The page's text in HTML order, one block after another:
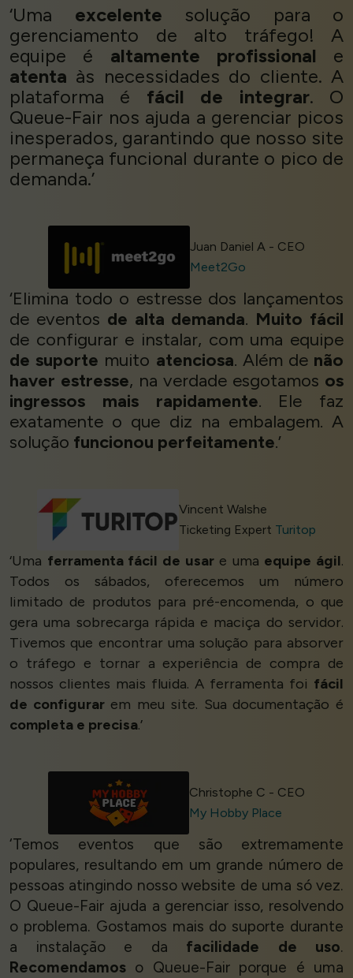
‘Uma excelente solução para o
gerenciamento de alto tráfego! A
equipe é altamente profissional e
atenta às necessidades do cliente. A
plataforma é fácil de integrar. O
Queue-Fair nos ajuda a gerenciar picos
inesperados, garantindo que nosso site
permaneça funcional durante o pico de
demanda.’
Juan Daniel A - CEO
Meet2Go
‘Elimina todo o estresse dos lançamentos
de eventos de alta demanda. Muito fácil
de configurar e instalar, com uma equipe
de suporte muito atenciosa. Além de não
haver estresse, na verdade esgotamos os
ingressos mais rapidamente. Ele faz
exatamente o que diz na embalagem. A
solução funcionou perfeitamente.’
Vincent Walshe
Ticketing Expert Turitop
‘Uma ferramenta fácil de usare uma equipe ágil.
Todos os sábados, oferecemos um número
limitado de produtos para pré-encomenda, o que
gera uma sobrecarga rápida e maciça do servidor.
Tivemos que encontrar uma solução para absorver
o tráfego e tornar a experiência de compra de
nossos clientes mais fluida. A ferramenta foi fácil
de configurarem meu site. Sua documentação é
completa e precisa.’
Christophe C - CEO
My Hobby Place
‘Temos eventos que são extremamente
populares, resultando em um grande número de
pessoas atingindo nosso website de uma só vez.
O Queue-Fair ajuda a gerenciar isso, resolvendo
o problema. Gostamos mais do suporte durante
a instalação e da facilidade de uso.
Recomendamos o Queue-Fair porque é uma